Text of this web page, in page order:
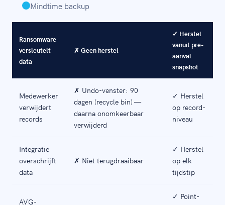
Mindtime backup
Ransomware
versleutelt
data
✗ Geen herstel
✓ Herstel
vanuit pre-
aanval
snapshot
Medewerker
verwijdert
records
✗ Undo-venster: 90
dagen (recycle bin) —
daarna onomkeerbaar
verwijderd
✓ Herstel
op record-
niveau
Integratie
overschrijft
data
✗ Niet terugdraaibaar
✓ Herstel
op elk
tijdstip
AVG-
✓ Point-